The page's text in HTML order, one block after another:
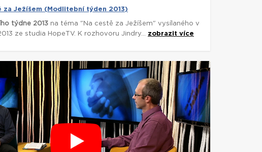
za Ježíšem (Modlitební týden 2013)
týdne 2013 na téma "Na cestě za Ježíšem" vysílaného v
ze studia HopeTV. K rozhovoru Jindry... zobrazit více